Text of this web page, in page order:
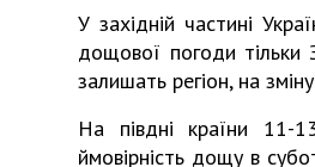
У західній частині
дощової погоди тільки
залишать регіон, на
На півдні країни 11-
ймовірність дощу в